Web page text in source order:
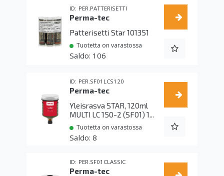
PER.PATTERISETTI
Perma-tec
Patterisetti Star 101351
Tuotetta on varastossa
106
PER.SF01LCS120
Perma-tec
Yleisrasva STAR, 120ml
MULTI LC 150-2 (SF01) 1...
Tuotetta on varastossa
8
PER.SF01CLASSIC
Perma-tec